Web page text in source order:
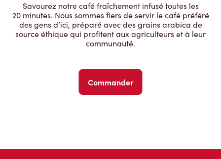
Savourez notre café fraîchement infusé toutes les
20 minutes. Nous sommes fiers de servir le café préféré
des gens d’ici, préparé avec des grains arabica de
source éthique qui profitent aux agriculteurs et à leur
communauté.
Commander